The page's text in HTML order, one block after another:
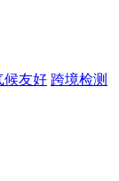
候友好 跨境检测